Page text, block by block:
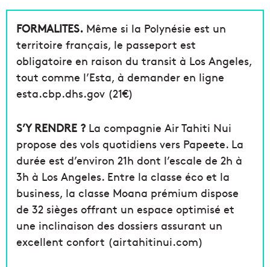
FORMALITES. Même si la Polynésie est un
territoire français, le passeport est
obligatoire en raison du transit à Los Angeles,
tout comme l’Esta, à demander en ligne
esta.cbp.dhs.gov (21€)
S’Y RENDRE ? La compagnie Air Tahiti Nui
propose des vols quotidiens vers Papeete. La
durée est d’environ 21h dont l’escale de 2h à
3h à Los Angeles. Entre la classe éco et la
business, la classe Moana prémium dispose
de 32 sièges offrant un espace optimisé et
une inclinaison des dossiers assurant un
excellent confort (airtahitinui.com)